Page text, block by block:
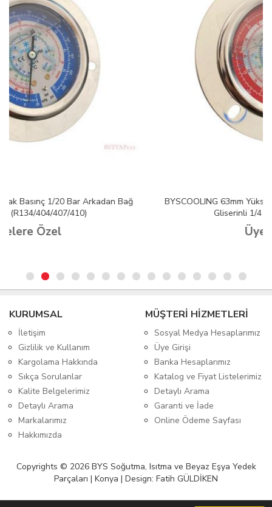
BYSCOOLING 63mm Yüksek Basınç 0/50 Bar Arkadan Bağ
Gliserinli 1/4 (R134/404/407/410)
KURUMSAL
İletişim
Gizlilik ve Kullanım
Kargolama Hakkında
Sıkça Sorulanlar
Kalite Belgelerimiz
Detaylı Arama
Markalarımız
Hakkımızda
MÜŞTERİ HİZMETLERİ
Sosyal Medya Hesaplarımız
Üye Girişi
Banka Hesaplarımız
Katalog ve Fiyat Listelerimiz
Detaylı Arama
Garanti ve İade
Online Ödeme Sayfası
Copyrights © 2026 BYS Soğutma, Isıtma ve Beyaz Eşya Yedek
Parçaları | Konya | Design: Fatih GÜLDİKEN